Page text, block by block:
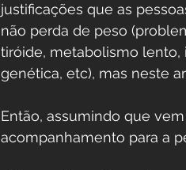
justificações que as
não perda de peso
tiróide, metabolismo lento,
genética, etc), mas neste
Então, assumindo que
acompanhamento para a